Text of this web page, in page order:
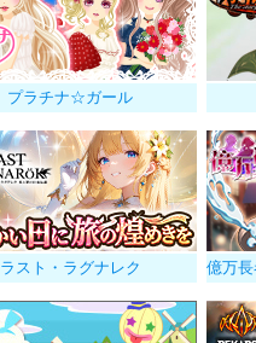
プラチナ☆ガール
ラスト・ラグナレク